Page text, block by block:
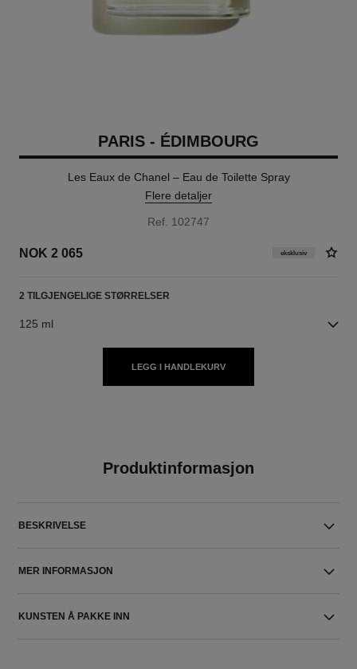
PARIS - ÉDIMBOURG
Les Eaux de Chanel – Eau de Toilette Spray
Flere detaljer
Ref. 102747
NOK 2 065 eksklusiv
2 TILGJENGELIGE STØRRELSER
125 ml
LEGG I HANDLEKURV
Produktinformasjon
BESKRIVELSE
MER INFORMASJON
KUNSTEN Å PAKKE INN